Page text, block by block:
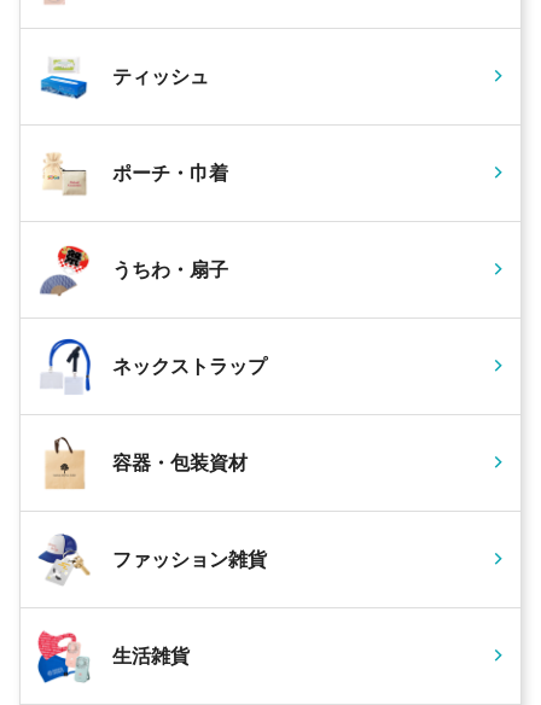
ティッシュ
ポーチ・巾着
うちわ・扇子
ネックストラップ
容器・包装資材
ファッション雑貨
生活雑貨